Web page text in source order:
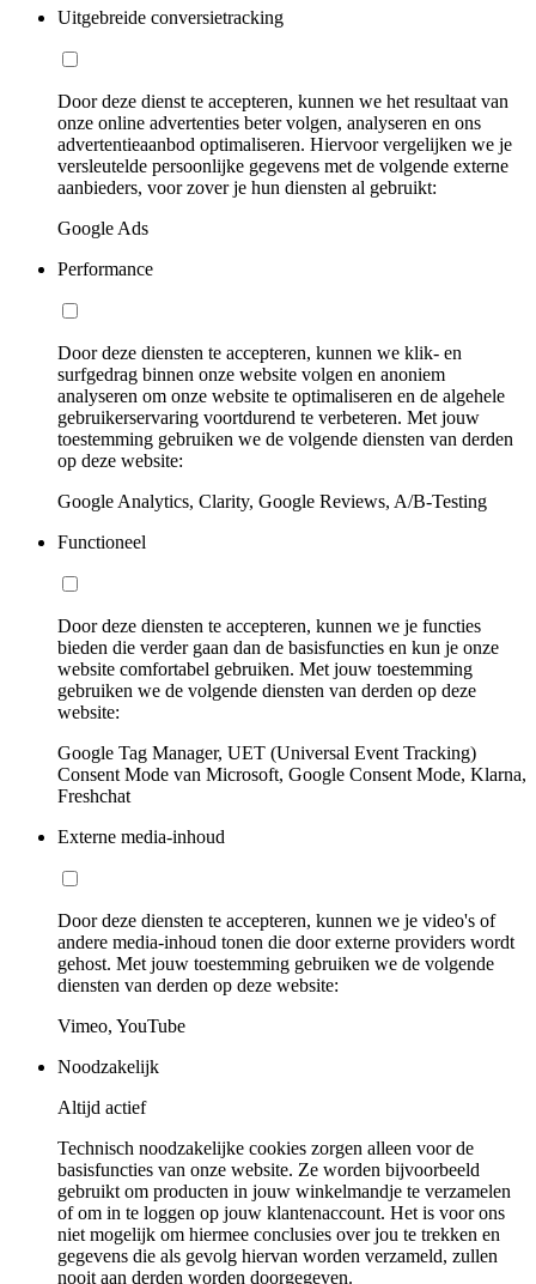
Uitgebreide conversietracking
Door deze dienst te accepteren, kunnen we het resultaat van
onze online advertenties beter volgen, analyseren en ons
advertentieaanbod optimaliseren. Hiervoor vergelijken we je
versleutelde persoonlijke gegevens met de volgende externe
aanbieders, voor zover je hun diensten al gebruikt:
Google Ads
Performance
Door deze diensten te accepteren, kunnen we klik- en
surfgedrag binnen onze website volgen en anoniem
analyseren om onze website te optimaliseren en de algehele
gebruikerservaring voortdurend te verbeteren. Met jouw
toestemming gebruiken we de volgende diensten van derden
op deze website:
Google Analytics, Clarity, Google Reviews, A/B-Testing
Functioneel
Door deze diensten te accepteren, kunnen we je functies
bieden die verder gaan dan de basisfuncties en kun je onze
website comfortabel gebruiken. Met jouw toestemming
gebruiken we de volgende diensten van derden op deze
website:
Google Tag Manager, UET (Universal Event Tracking)
Consent Mode van Microsoft, Google Consent Mode, Klarna,
Freshchat
Externe media-inhoud
Door deze diensten te accepteren, kunnen we je video's of
andere media-inhoud tonen die door externe providers wordt
gehost. Met jouw toestemming gebruiken we de volgende
diensten van derden op deze website:
Vimeo, YouTube
Noodzakelijk
Altijd actief
Technisch noodzakelijke cookies zorgen alleen voor de
basisfuncties van onze website. Ze worden bijvoorbeeld
gebruikt om producten in jouw winkelmandje te verzamelen
of om in te loggen op jouw klantenaccount. Het is voor ons
niet mogelijk om hiermee conclusies over jou te trekken en
gegevens die als gevolg hiervan worden verzameld, zullen
nooit aan derden worden doorgegeven.